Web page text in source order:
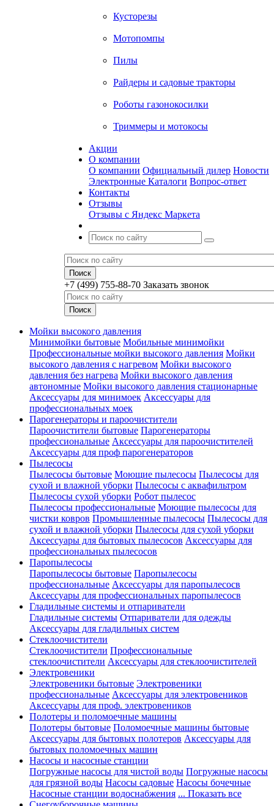
Кусторезы
Мотопомпы
Пилы
Райдеры и садовые тракторы
Роботы газонокосилки
Триммеры и мотокосы
Акции
О компании
О компании Официальный дилер Новости
Электронные Каталоги Вопрос-ответ
Контакты
Отзывы
Отзывы с Яндекс Маркета
+7 (499) 755-88-70 Заказать звонок
Мойки высокого давления
Минимойки бытовые Мобильные минимойки
Профессиональные мойки высокого давления Мойки
высокого давления с нагревом Мойки высокого
давления без нагрева Мойки высокого давления
автономные Мойки высокого давления стационарные
Аксессуары для минимоек Аксессуары для
профессиональных моек
Парогенераторы и пароочистители
Пароочистители бытовые Парогенераторы
профессиональные Аксессуары для пароочистителей
Аксессуары для проф парогенераторов
Пылесосы
Пылесосы бытовые Моющие пылесосы Пылесосы для
сухой и влажной уборки Пылесосы с аквафильтром
Пылесосы сухой уборки Робот пылесос
Пылесосы профессиональные Моющие пылесосы для
чистки ковров Промышленные пылесосы Пылесосы для
сухой и влажной уборки Пылесосы для сухой уборки
Аксессуары для бытовых пылесосов Аксессуары для
профессиональных пылесосов
Паропылесосы
Паропылесосы бытовые Паропылесосы
профессиональные Аксессуары для паропылесосв
Аксессуары для профессиональных паропылесосв
Гладильные системы и отпариватели
Гладильные системы Отпариватели для одежды
Аксессуары для гладильных систем
Стеклоочистители
Стеклоочистители Профессиональные
стеклоочистители Аксессуары для стеклоочистителей
Электровеники
Электровеники бытовые Электровеники
профессиональные Аксессуары для электровеников
Аксессуары для проф. электровеников
Полотеры и поломоечные машины
Полотеры бытовые Поломоечные машины бытовые
Аксессуары для бытовых полотеров Аксессуары для
бытовых поломоечных машин
Насосы и насосные станции
Погружные насосы для чистой воды Погружные насосы
для грязной воды Насосы садовые Насосы бочечные
Насосные станции водоснабжения ... Показать все